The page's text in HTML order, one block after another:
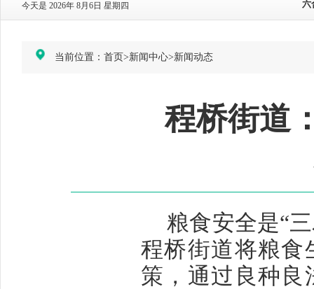
今天是 2026年 8月6日 星期四
当前位置： 首页>新闻中心>新闻动态
程桥街道
粮食安全是“
程桥街道将粮食
策，通过良种良